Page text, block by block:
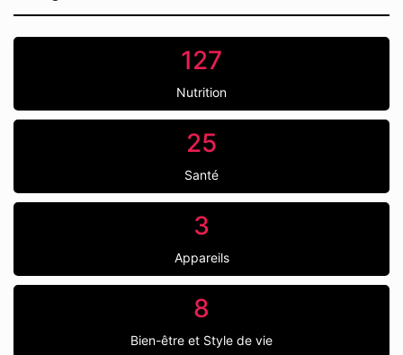
127
Nutrition
25
Santé
3
Appareils
8
Bien-être et Style de vie